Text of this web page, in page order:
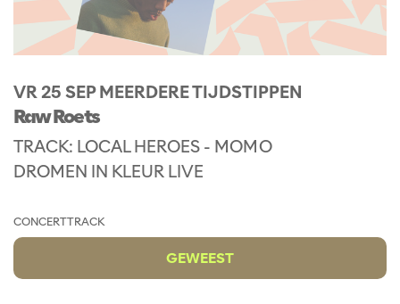
Raw Roets
TRACK: LOCAL HEROES - MOMO
VR 25 SEPMEERDERE TIJDSTIPPEN
DROMEN IN KLEUR LIVE
CONCERTTRACK
GEWEEST